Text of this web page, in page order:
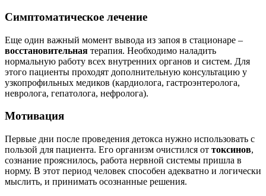
Симптоматическое лечение
Еще один важный момент вывода из запоя в стационаре –
восстановительная терапия. Необходимо наладить
нормальную работу всех внутренних органов и систем. Для
этого пациенты проходят дополнительную консультацию у
узкопрофильных медиков (кардиолога, гастроэнтеролога,
невролога, гепатолога, нефролога).
Мотивация
Первые дни после проведения детокса нужно использовать с
пользой для пациента. Его организм очистился от токсинов,
сознание прояснилось, работа нервной системы пришла в
норму. В этот период человек способен адекватно и логически
мыслить, и принимать осознанные решения.